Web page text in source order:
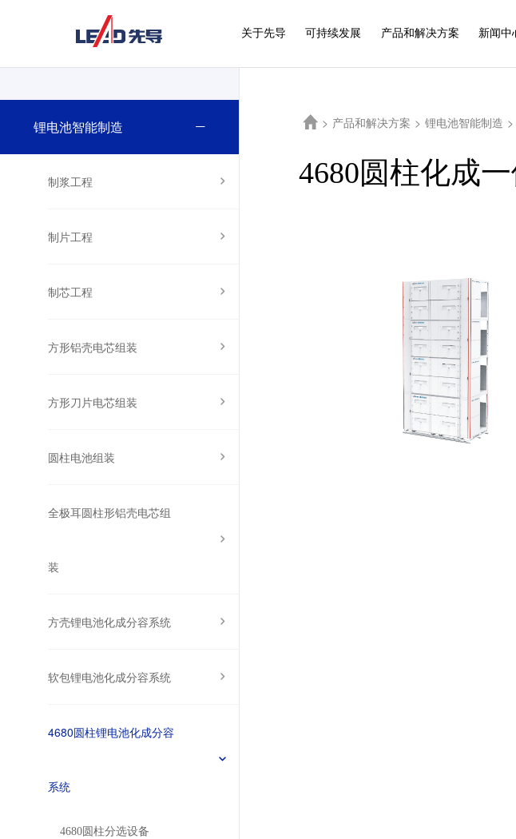
关于先导 可持续发展 产品和解决方案 新闻中
锂电池智能制造
制浆工程
制片工程
制芯工程
方形铝壳电芯组装
方形刀片电芯组装
圆柱电池组装
全极耳圆柱形铝壳电芯组
装
方壳锂电池化成分容系统
软包锂电池化成分容系统
4680圆柱锂电池化成分容
系统
4680圆柱分选设备
> 产品和解决方案 > 锂电池智能制造 >
4680圆柱化成